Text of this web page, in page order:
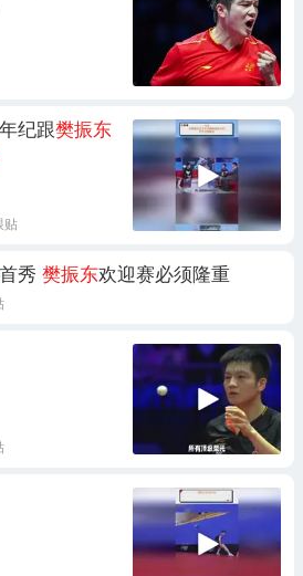
纪跟樊振东
贴
首秀 樊振东欢迎赛必须隆重